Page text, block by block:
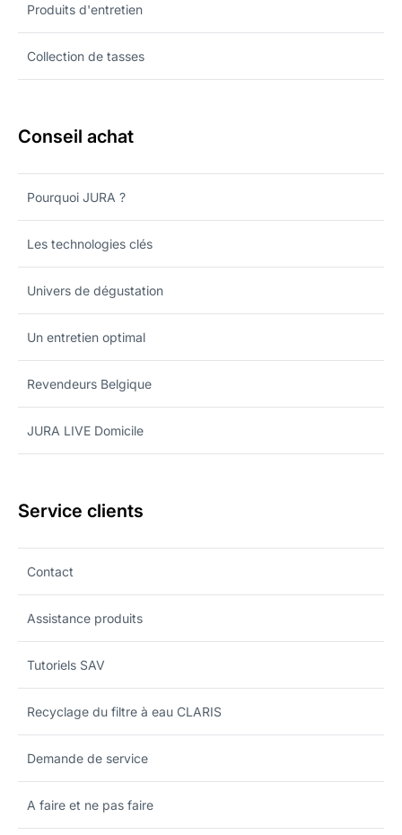
Produits d'entretien
Collection de tasses
Conseil achat
Pourquoi JURA ?
Les technologies clés
Univers de dégustation
Un entretien optimal
Revendeurs Belgique
JURA LIVE Domicile
Service clients
Contact
Assistance produits
Tutoriels SAV
Recyclage du filtre à eau CLARIS
Demande de service
A faire et ne pas faire